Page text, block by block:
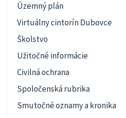
Územný plán
Virtuálny cintorín Dubovce
Školstvo
Užitočné informácie
Civilná ochrana
Spoločenská rubrika
Smutočné oznamy a kronika